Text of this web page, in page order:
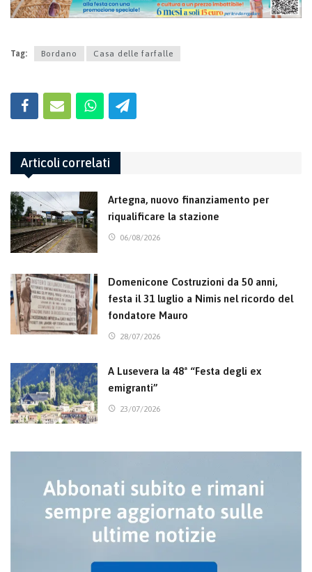
Tag: Bordano Casa delle farfalle
Articoli correlati
Artegna, nuovo finanziamento per
riqualificare la stazione
06/08/2026
Domenicone Costruzioni da 50 anni,
festa il 31 luglio a Nimis nel ricordo del
fondatore Mauro
28/07/2026
A Lusevera la 48ª “Festa degli ex
emigranti”
23/07/2026